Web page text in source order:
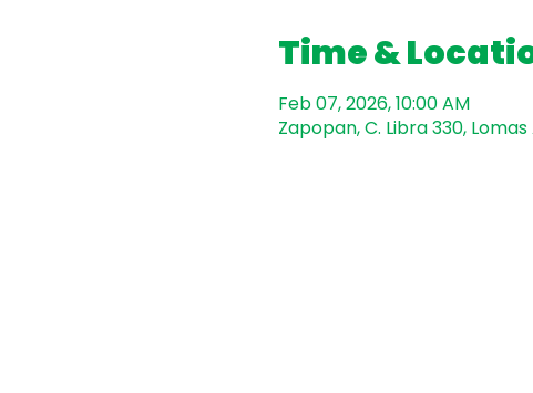
Time &
Feb 07, 2026, 10:00 AM
Zapopan, C. Libra 330,